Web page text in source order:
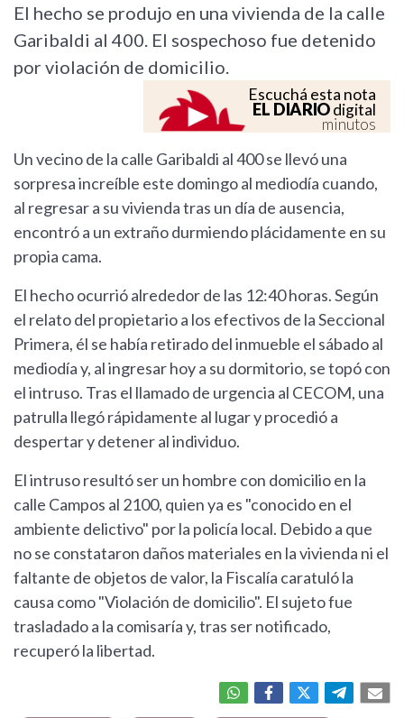
El hecho se produjo en una vivienda de la calle
Garibaldi al 400. El sospechoso fue detenido
por violación de domicilio.
Escuchá esta nota
EL DIARIOdigital
minutos
Un vecino de la calle Garibaldi al 400 se llevó una
sorpresa increíble este domingo al mediodía cuando,
al regresar a su vivienda tras un día de ausencia,
encontró a un extraño durmiendo plácidamente en su
propia cama.
El hecho ocurrió alrededor de las 12:40 horas. Según
el relato del propietario a los efectivos de la Seccional
Primera, él se había retirado del inmueble el sábado al
mediodía y, al ingresar hoy a su dormitorio, se topó con
el intruso. Tras el llamado de urgencia al CECOM, una
patrulla llegó rápidamente al lugar y procedió a
despertar y detener al individuo.
El intruso resultó ser un hombre con domicilio en la
calle Campos al 2100, quien ya es "conocido en el
ambiente delictivo" por la policía local. Debido a que
no se constataron daños materiales en la vivienda ni el
faltante de objetos de valor, la Fiscalía caratuló la
causa como "Violación de domicilio". El sujeto fue
trasladado a la comisaría y, tras ser notificado,
recuperó la libertad.